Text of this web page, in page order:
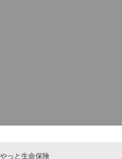
っと生命保険